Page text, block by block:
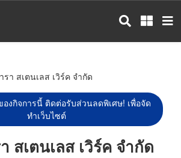
า สเตนเลส เวิร์ค จำกัด
งกิจการนี้ ติดต่อรับส่วนลดพิเศษ! เพื่อจัด
ทำเว็บไซต์
สเตนเลส เวิร์ค จำกัด